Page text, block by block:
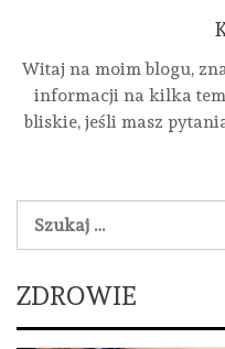
Witaj na moim blogu,
informacji na kilka
bliskie, jeśli masz
ZDROWIE